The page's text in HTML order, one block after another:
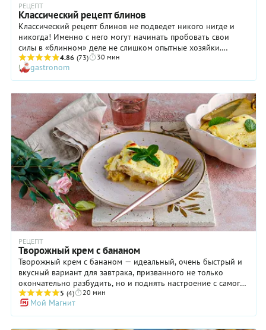
РЕЦЕПТ
Классический рецепт блинов
Классический рецепт блинов не подведет никого нигде и
никогда! Именно с него могут начинать пробовать свои
силы в «блинном» деле не слишком опытные хозяйки.
Следует только помнить несколько важных правил. Во-
первых, муку необходимо обязательно просеивать: тогда
она более равномерно распределится по тесту, и блинчики
получатся более нежными. Во-вторых, дайте тесту немного
отдохнуть после приготовления, чтобы все ингредиенты
лучше соединились друг с другом. И в-третьих, щедро
смазывайте готовые блины хорошим сливочным маслом: это
сделает их значительно вкуснее и аппетитнее. Освоив
классический рецепт, вы легко сможете пробовать и другие,
более сложные и более оригинальные.
4.86 (73) 30 мин
gastronom
РЕЦЕПТ
Творожный крем с бананом
Творожный крем с бананом — идеальный, очень быстрый и
вкусный вариант для завтрака, призванного не только
окончательно разбудить, но и поднять настроение с самого
утра. Судите сами! В составе блюда входит творог, богатый
магнием (отличная поддержка нервной системе), а также
банан, содержащий триптофан. Последний стимулирует
5 (4) 20 мин
Мой Магнит